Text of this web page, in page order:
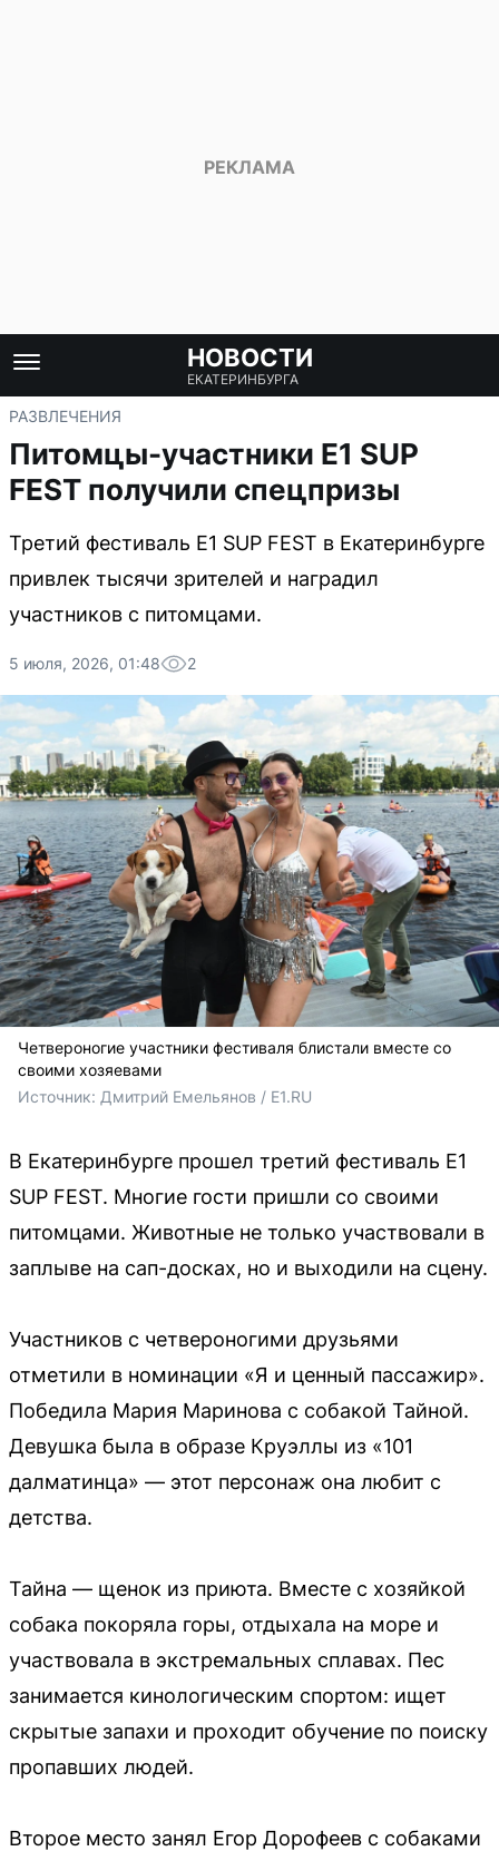
НОВОСТИ
ЕКАТЕРИНБУРГА
РАЗВЛЕЧЕНИЯ
Питомцы-участники E1 SUP
FEST получили спецпризы
Третий фестиваль E1 SUP FEST в Екатеринбурге
привлек тысячи зрителей и наградил
участников с питомцами.
5 июля, 2026, 01:48 2
Четвероногие участники фестиваля блистали вместе со
своими хозяевами
Источник: Дмитрий Емельянов / E1.RU
В Екатеринбурге прошел третий фестиваль E1
SUP FEST. Многие гости пришли со своими
питомцами. Животные не только участвовали в
заплыве на сап-досках, но и выходили на сцену.
Участников с четвероногими друзьями
отметили в номинации «Я и ценный пассажир».
Победила Мария Маринова с собакой Тайной.
Девушка была в образе Круэллы из «101
далматинца» — этот персонаж она любит с
детства.
Тайна — щенок из приюта. Вместе с хозяйкой
собака покоряла горы, отдыхала на море и
участвовала в экстремальных сплавах. Пес
занимается кинологическим спортом: ищет
скрытые запахи и проходит обучение по поиску
пропавших людей.
Второе место занял Егор Дорофеев с собаками